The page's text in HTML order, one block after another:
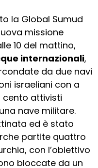
la Global Sumud
missione
10 del mattino,
internazionali,
da due navi
israeliani con a
cento attivisti
nave militare.
ed è stato
partite quattro
con l’obiettivo
bloccate da un